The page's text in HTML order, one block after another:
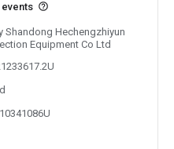
events
Hechengzhiyun
Equipment Co Ltd